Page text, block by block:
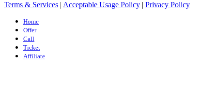
Terms & Services | Acceptable Usage Policy | Privacy Policy
Home
Offer
Call
Ticket
Affiliate